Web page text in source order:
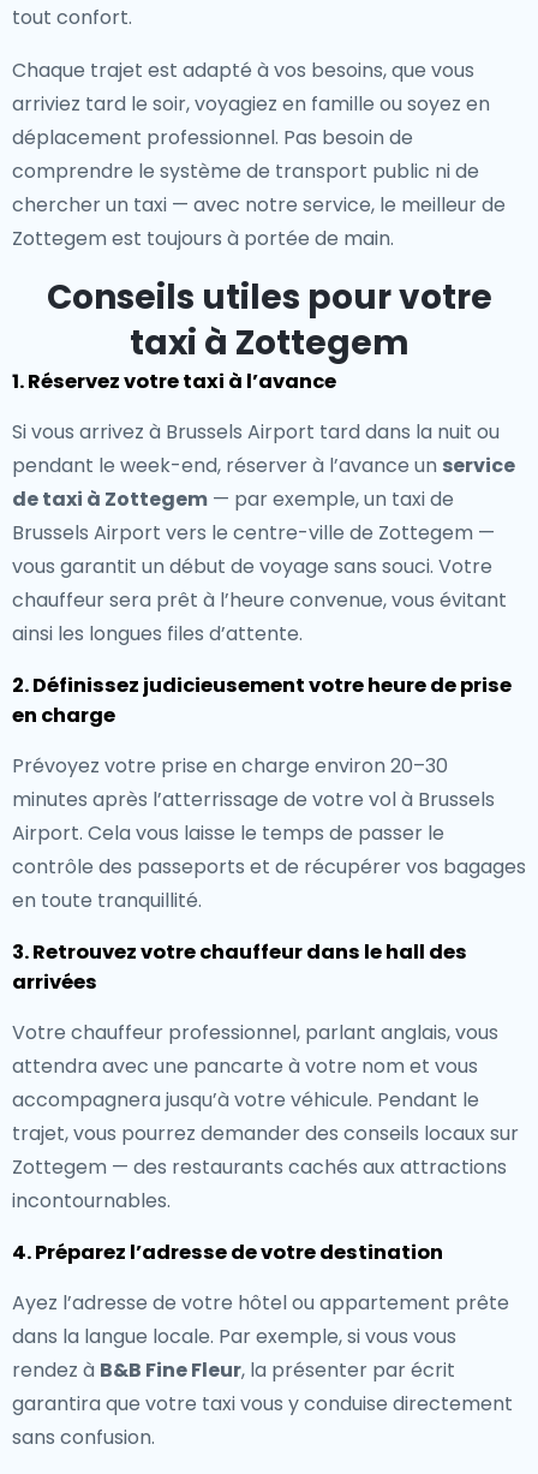
tout confort.
Chaque trajet est adapté à vos besoins, que vous
arriviez tard le soir, voyagiez en famille ou soyez en
déplacement professionnel. Pas besoin de
comprendre le système de transport public ni de
chercher un taxi — avec notre service, le meilleur de
Zottegem est toujours à portée de main.
Conseils utiles pour votre
taxi à Zottegem
1. Réservez votre taxi à l’avance
Si vous arrivez à Brussels Airport tard dans la nuit ou
pendant le week-end, réserver à l’avance un service
de taxi à Zottegem — par exemple, un taxi de
Brussels Airport vers le centre-ville de Zottegem —
vous garantit un début de voyage sans souci. Votre
chauffeur sera prêt à l’heure convenue, vous évitant
ainsi les longues files d’attente.
2. Définissez judicieusement votre heure de prise
en charge
Prévoyez votre prise en charge environ 20–30
minutes après l’atterrissage de votre vol à Brussels
Airport. Cela vous laisse le temps de passer le
contrôle des passeports et de récupérer vos bagages
en toute tranquillité.
3. Retrouvez votre chauffeur dans le hall des
arrivées
Votre chauffeur professionnel, parlant anglais, vous
attendra avec une pancarte à votre nom et vous
accompagnera jusqu’à votre véhicule. Pendant le
trajet, vous pourrez demander des conseils locaux sur
Zottegem — des restaurants cachés aux attractions
incontournables.
4. Préparez l’adresse de votre destination
Ayez l’adresse de votre hôtel ou appartement prête
dans la langue locale. Par exemple, si vous vous
rendez à B&B Fine Fleur, la présenter par écrit
garantira que votre taxi vous y conduise directement
sans confusion.